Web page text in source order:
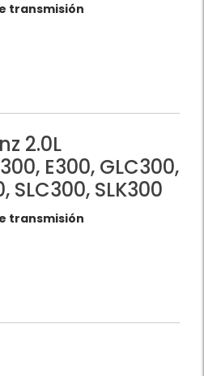
transmisión
2.0L
E300, GLC300,
SLC300, SLK300
transmisión